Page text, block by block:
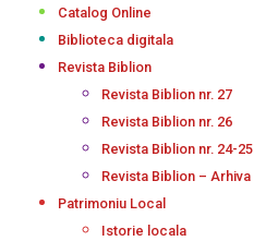
Catalog Online
Biblioteca digitala
Revista Biblion
Revista Biblion nr. 27
Revista Biblion nr. 26
Revista Biblion nr. 24-25
Revista Biblion – Arhiva
Patrimoniu Local
Istorie locala